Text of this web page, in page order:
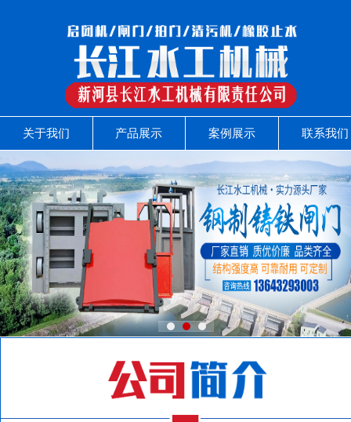
关于我们 产品展示 案例展示 联系我们